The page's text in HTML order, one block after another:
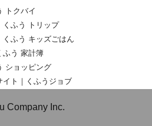
トクバイ
くふう トリップ
くふう キッズごはん
ふう 家計簿
ショッピング
イト｜くふうジョブ
Company Inc.